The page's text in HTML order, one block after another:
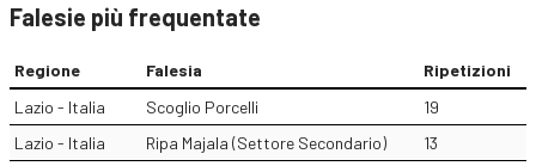
Falesie più frequentate
Regione Falesia
Ripetizioni
Lazio - Italia
Scoglio Porcelli
19
Lazio - Italia
Ripa Majala (Settore Secondario) 13